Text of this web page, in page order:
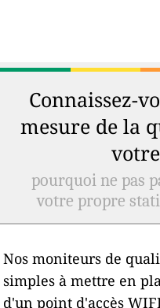
Connaissez-
mesure de la
pourquoi ne pas
votre propre
Nos moniteurs de
simples à mettre en
d'un point d'accès